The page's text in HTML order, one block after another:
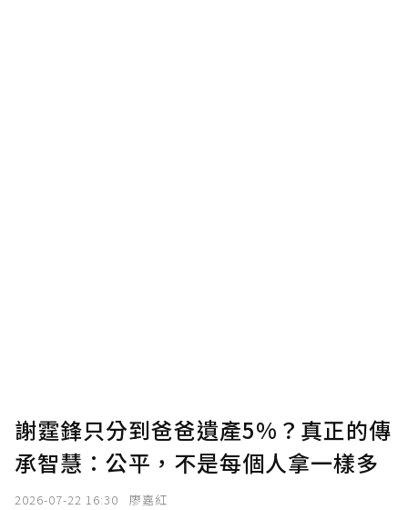
謝霆鋒只分到爸爸遺產5%？真正的傳
承智慧：公平，不是每個人拿一樣多
2026-07-22 16:30 廖嘉紅